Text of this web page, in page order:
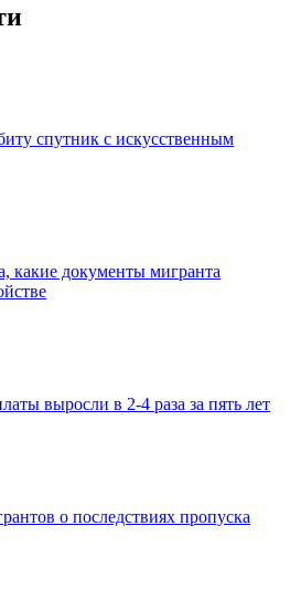
спутник с искусственным
какие документы мигранта
выросли в 2-4 раза за пять лет
о последствиях пропуска